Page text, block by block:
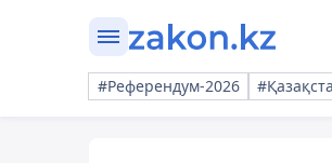
#Референдум-2026